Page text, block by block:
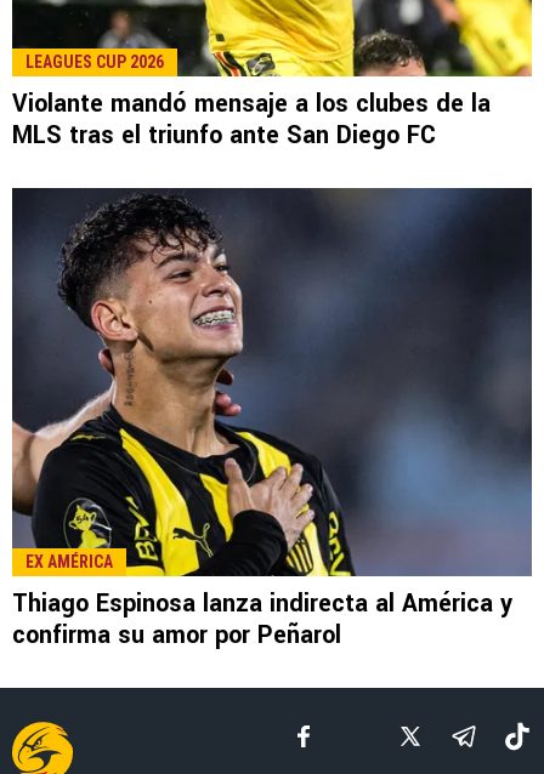
LEE TAMBIÉN